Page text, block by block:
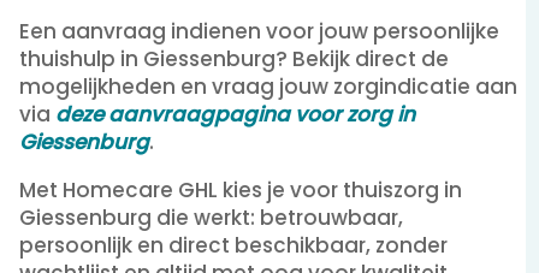
Een aanvraag indienen voor jouw persoonlijke
thuishulp in Giessenburg? Bekijk direct de
mogelijkheden en vraag jouw zorgindicatie aan
via deze aanvraagpagina voor zorg in
Giessenburg.
Met Homecare GHL kies je voor thuiszorg in
Giessenburg die werkt: betrouwbaar,
persoonlijk en direct beschikbaar, zonder